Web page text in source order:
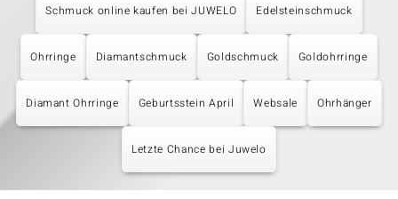
Schmuck online kaufen bei JUWELO Edelsteinschmuck
Ohrringe Diamantschmuck Goldschmuck Goldohrringe
Diamant Ohrringe Geburtsstein April Websale Ohrhänger
Letzte Chance bei Juwelo